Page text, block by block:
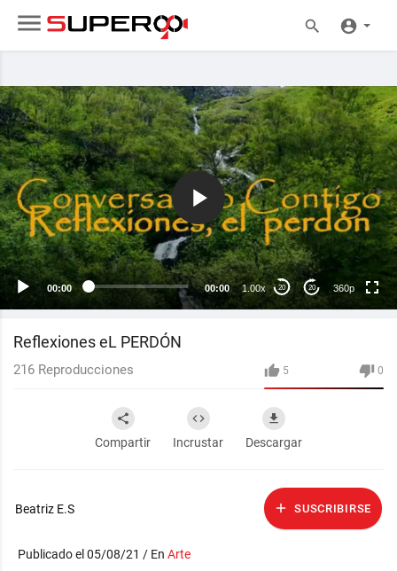
00:00 00:00 1.00x 20 20 360p
360p
240p
Reflexiones eL PERDÓN
5 0
216 Reproducciones
Compartir Incrustar Descargar
Beatriz E.S SUSCRIBIRSE
Publicado el 05/08/21 / En Arte